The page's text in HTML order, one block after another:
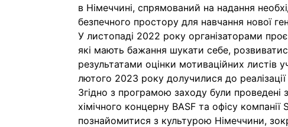
в Німеччині, спрямований на надання
безпечного простору для навчання нової
У листопаді 2022 року організаторами
які мають бажання шукати себе,
результатами оцінки мотиваційних листів
лютого 2023 року долучилися до
Згідно з програмою заходу були проведені
хімічного концерну BASF та офісу
познайомитися з культурою Німеччини,